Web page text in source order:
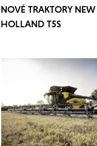
NOVÉ TRAKTORY NEW
HOLLAND T5S